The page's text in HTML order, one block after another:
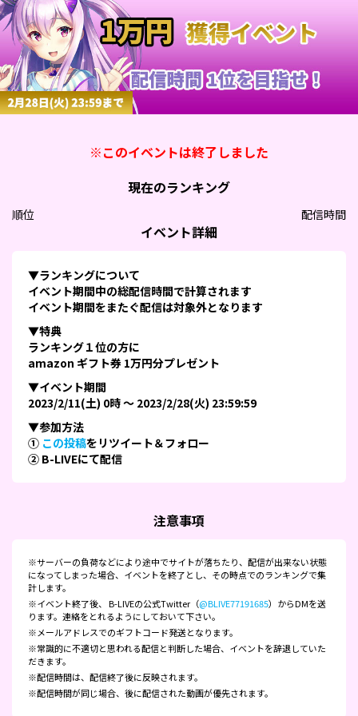
※このイベントは終了しました
現在のランキング
順位 配信時間
イベント詳細
▼ランキングについて
イベント期間中の総配信時間で計算されます
イベント期間をまたぐ配信は対象外となります
▼特典
ランキング１位の方に
amazon ギフト券 1万円分プレゼント
▼イベント期間
2023/2/11(土) 0時 ～ 2023/2/28(火) 23:59:59
▼参加方法
① この投稿をリツイート＆フォロー
② B-LIVEにて配信
注意事項
※サーバーの負荷などにより途中でサイトが落ちたり、配信が出来ない状態
になってしまった場合、イベントを終了とし、その時点でのランキングで集
計します。
※イベント終了後、 B-LIVEの公式Twitter（@BLIVE77191685）からDMを送
ります。連絡をとれるようにしておいて下さい。
※メールアドレスでのギフトコード発送となります。
※常識的に不適切と思われる配信と判断した場合、イベントを辞退していた
だきます。
※配信時間は、配信終了後に反映されます。
※配信時間が同じ場合、後に配信された動画が優先されます。